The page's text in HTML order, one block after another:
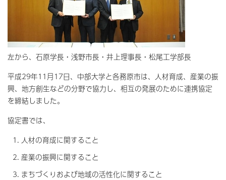
左から、石原学長・浅野市長・井上理事長・松尾工学部長
平成29年11月17日、中部大学と各務原市は、人材育成、産業の振
興、地方創生などの分野で協力し、相互の発展のために連携協定
を締結しました。
協定書では、
人材の育成に関すること
産業の振興に関すること
まちづくりおよび地域の活性化に関すること